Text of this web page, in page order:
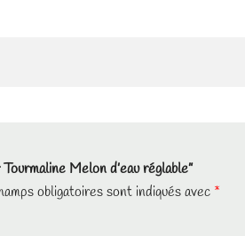
Melon d’eau réglable”
obligatoires sont indiqués avec *